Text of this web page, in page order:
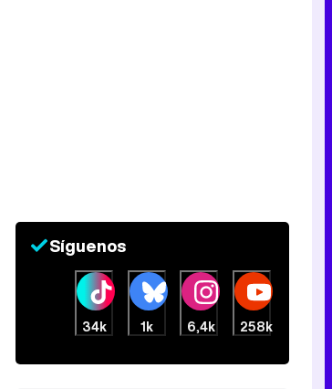
Síguenos
34k 1k 6,4k 258k